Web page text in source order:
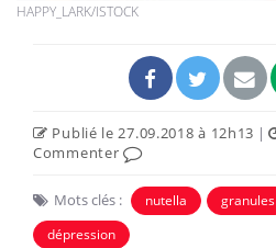
HAPPY_LARK/ISTOCK
Publié le 27.09.2018 à 12h13 |
Commenter
Mots clés : nutella granules
dépression